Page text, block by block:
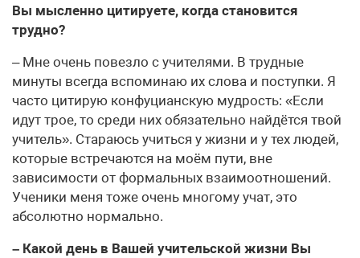
Вы мысленно цитируете, когда становится
трудно?
– Мне очень повезло с учителями. В трудные
минуты всегда вспоминаю их слова и поступки. Я
часто цитирую конфуцианскую мудрость: «Если
идут трое, то среди них обязательно найдётся твой
учитель». Стараюсь учиться у жизни и у тех людей,
которые встречаются на моём пути, вне
зависимости от формальных взаимоотношений.
Ученики меня тоже очень многому учат, это
абсолютно нормально.
– Какой день в Вашей учительской жизни Вы